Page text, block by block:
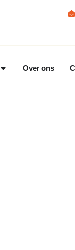
Over ons